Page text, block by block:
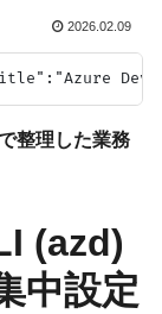
2026.02.09
整理した業務
(azd)
中設定